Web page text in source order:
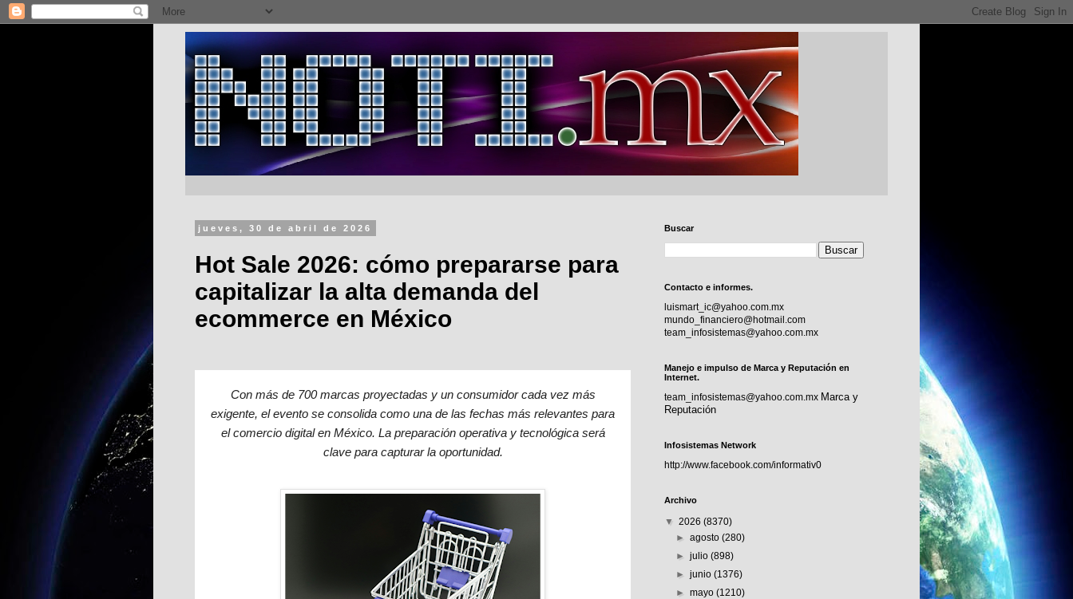
jueves, 30 de abril de 2026
Hot Sale 2026: cómo prepararse para
capitalizar la alta demanda del
ecommerce en México
Con más de 700 marcas proyectadas y un consumidor cada vez más
exigente, el evento se consolida como una de las fechas más relevantes para
el comercio digital en México. La preparación operativa y tecnológica será
clave para capturar la oportunidad.
Buscar
Contacto e informes.
luismart_ic@yahoo.com.mx
mundo_financiero@hotmail.com
team_infosistemas@yahoo.com.mx
Manejo e impulso de Marca y Reputación en
Internet.
team_infosistemas@yahoo.com.mx Marca y
Reputación
Infosistemas Network
http://www.facebook.com/informativ0
Archivo
▼ 2026 (8370)
►agosto(280)
►julio(898)
►junio(1376)
►mayo(1210)